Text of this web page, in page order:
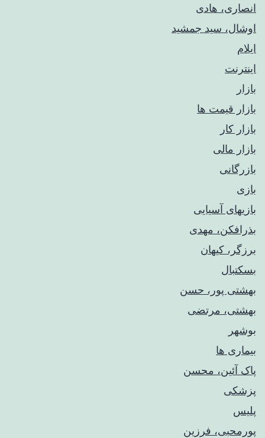
انصاری، هادی
اوشال، سید جمشید
ایلام
اینترنت
بازار
بازار قیمت ها
بازار کار
بازار مالی
بازرگانی
بازی
بازیهای آسیایی
بذرافکن، مهدی
برزگر، کیهان
بسکتبال
بهشتی پور، حسن
بهشتی، مرتضی
بوشهر
بیماری ها
پاک آئین، محسن
پزشکی
پلیس
پورمحبی، فرزین